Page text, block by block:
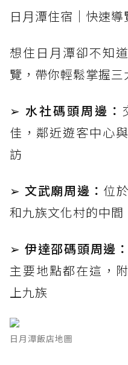
日月潭住宿｜快速
想住日月潭卻不知
覽，帶你輕鬆掌握三
➢ 水社碼頭周邊：
佳，鄰近遊客中心
訪
➢ 文武廟周邊： 位
和九族文化村的中
➢ 伊達邵碼頭周邊：
主要地點都在這，
上九族
日月潭飯店地圖